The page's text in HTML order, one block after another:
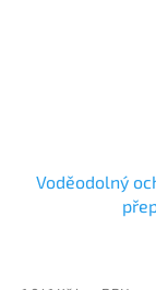
Voděodolný